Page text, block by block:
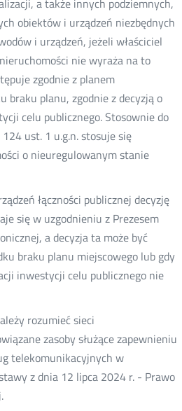
a także innych podziemnych,
obiektów i urządzeń niezbędnych
i urządzeń, jeżeli właściciel
nie wyraża na to
zgodnie z planem
braku planu, zgodnie z decyzją o
celu publicznego. Stosownie do
ust. 1 u.g.n. stosuje się
o nieuregulowanym stanie
łączności publicznej decyzję
się w uzgodnieniu z Prezesem
a decyzja ta może być
braku planu miejscowego lub gdy
inwestycji celu publicznego nie
rozumieć sieci
zasoby służące zapewnieniu
telekomunikacyjnych w
z dnia 12 lipca 2024 r. - Prawo